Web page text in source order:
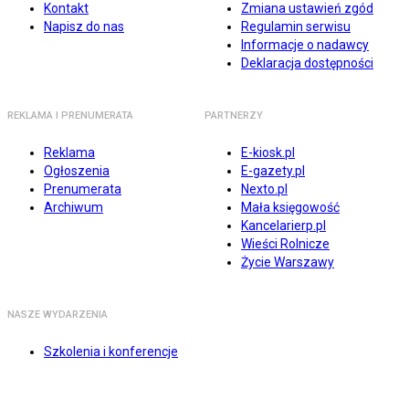
Kontakt
Napisz do nas
Zmiana ustawień zgód
Regulamin serwisu
Informacje o nadawcy
Deklaracja dostępności
REKLAMA I PRENUMERATA
Reklama
Ogłoszenia
Prenumerata
Archiwum
PARTNERZY
E-kiosk.pl
E-gazety.pl
Nexto.pl
Mała księgowość
Kancelarierp.pl
Wieści Rolnicze
Życie Warszawy
NASZE WYDARZENIA
Szkolenia i konferencje